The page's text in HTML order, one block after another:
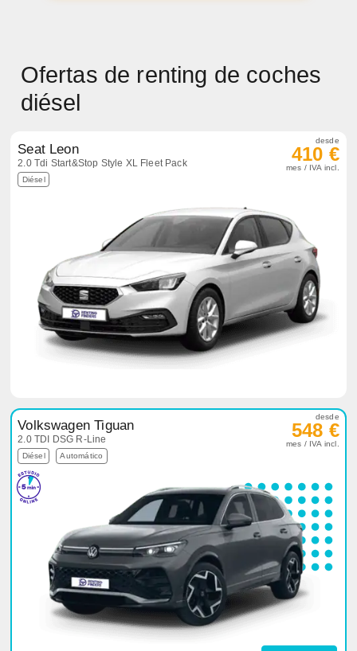
Ofertas de renting de coches
diésel
Seat Leon
2.0 Tdi Start&Stop Style XL Fleet Pack
Diésel
desde
410 €
mes / IVA incl.
Volkswagen Tiguan
2.0 TDI DSG R-Line
Diésel Automático
desde
548 €
mes / IVA incl.